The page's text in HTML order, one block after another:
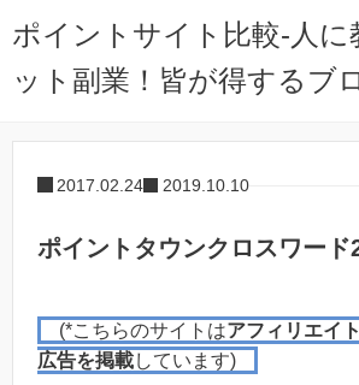
ポイントサイト比較-人に
ット副業！皆が得するブ
2017.02.24 2019.10.10
ポイントタウンクロスワード
(*こちらのサイトはアフィリエイ
広告を掲載しています)